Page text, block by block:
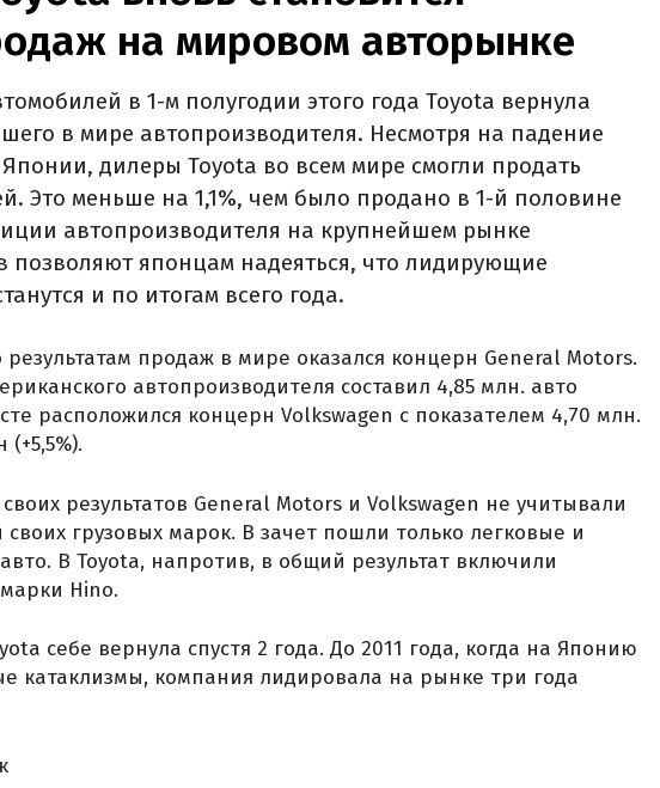
на мировом авторынке
в 1-м полугодии этого года Toyota вернула
в мире автопроизводителя. Несмотря на падение
дилеры Toyota во всем мире смогли продать
Это меньше на 1,1%, чем было продано в 1-й половине
автопроизводителя на крупнейшем рынке
позволяют японцам надеяться, что лидирующие
и по итогам всего года.
продаж в мире оказался концерн General Motors.
автопроизводителя составил 4,85 млн. авто
расположился концерн Volkswagen с показателем 4,70 млн.
результатов General Motors и Volkswagen не учитывали
грузовых марок. В зачет пошли только легковые и
В Toyota, напротив, в общий результат включили
Hino.
себе вернула спустя 2 года. До 2011 года, когда на Японию
катаклизмы, компания лидировала на рынке три года